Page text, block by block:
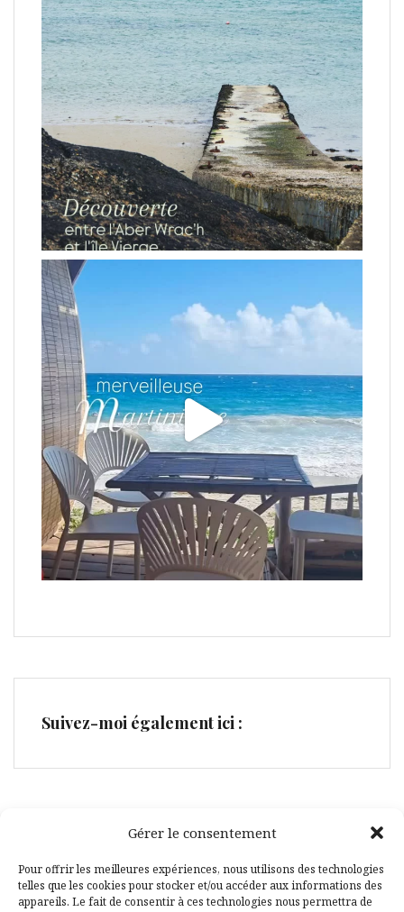
Gérer le consentement
Pour offrir les meilleures expériences, nous utilisons des technologies
telles que les cookies pour stocker et/ou accéder aux informations des
appareils. Le fait de consentir à ces technologies nous permettra de
Suivez-moi également ici :
Facebook
Pinterest